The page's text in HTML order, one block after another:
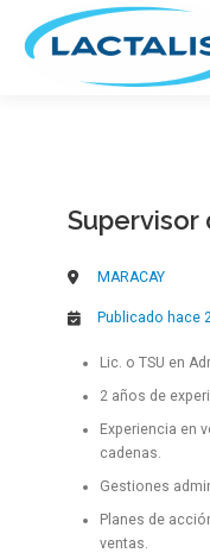
MARCAS Y
RECETARIO
Supervisor
MARACAY
Publicado hace
Lic. o TSU en
2 años de
Experiencia en
cadenas.
Gestiones
Planes de
ventas.